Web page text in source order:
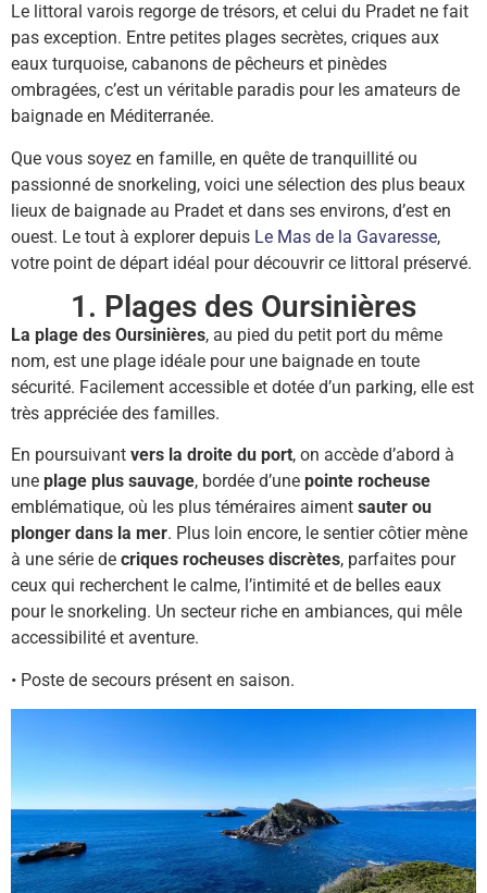
Le littoral varois regorge de trésors, et celui du Pradet ne fait
pas exception. Entre petites plages secrètes, criques aux
eaux turquoise, cabanons de pêcheurs et pinèdes
ombragées, c’est un véritable paradis pour les amateurs de
baignade en Méditerranée.
Que vous soyez en famille, en quête de tranquillité ou
passionné de snorkeling, voici une sélection des plus beaux
lieux de baignade au Pradet et dans ses environs, d’est en
ouest. Le tout à explorer depuis Le Mas de la Gavaresse,
votre point de départ idéal pour découvrir ce littoral préservé.
1. Plages des Oursinières
La plage des Oursinières, au pied du petit port du même
nom, est une plage idéale pour une baignade en toute
sécurité. Facilement accessible et dotée d’un parking, elle est
très appréciée des familles.
En poursuivant vers la droite du port, on accède d’abord à
une plage plus sauvage, bordée d’une pointe rocheuse
emblématique, où les plus téméraires aiment sauter ou
plonger dans la mer. Plus loin encore, le sentier côtier mène
à une série de criques rocheuses discrètes, parfaites pour
ceux qui recherchent le calme, l’intimité et de belles eaux
pour le snorkeling. Un secteur riche en ambiances, qui mêle
accessibilité et aventure.
• Poste de secours présent en saison.